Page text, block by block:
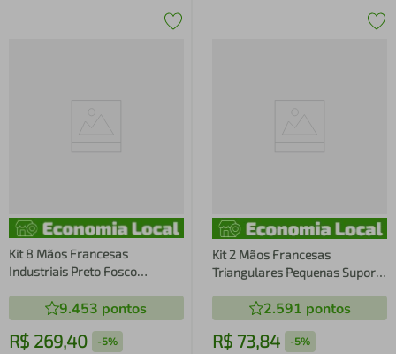
Kit 8 Mãos Francesas
Industriais Preto Fosco
Bancada9.453 pontos
R$ 269,40 -5%
Kit 2 Mãos Francesas
Triangulares Pequenas Suporte
2.591 pontos
R$ 73,84 -5%